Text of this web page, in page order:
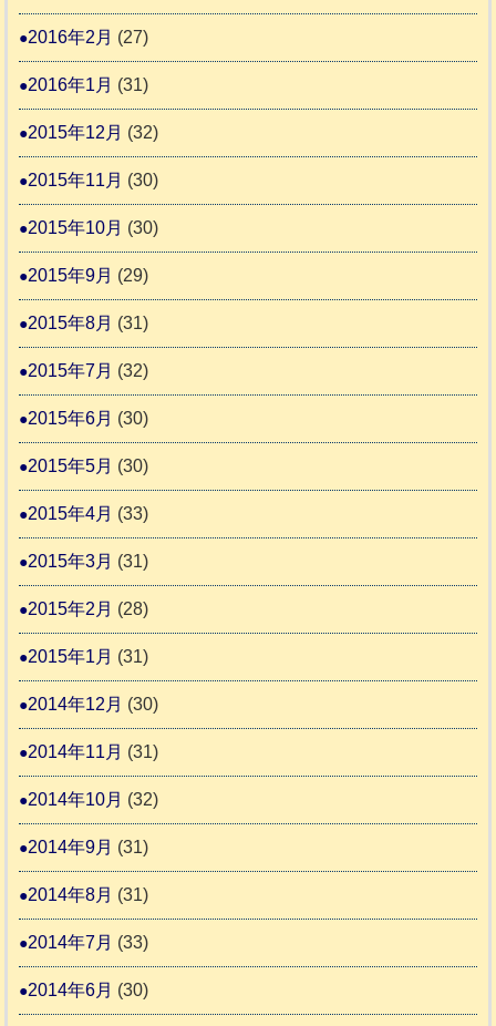
2016年2月 (27)
2016年1月 (31)
2015年12月 (32)
2015年11月 (30)
2015年10月 (30)
2015年9月 (29)
2015年8月 (31)
2015年7月 (32)
2015年6月 (30)
2015年5月 (30)
2015年4月 (33)
2015年3月 (31)
2015年2月 (28)
2015年1月 (31)
2014年12月 (30)
2014年11月 (31)
2014年10月 (32)
2014年9月 (31)
2014年8月 (31)
2014年7月 (33)
2014年6月 (30)